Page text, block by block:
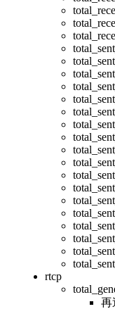
rtcp
再